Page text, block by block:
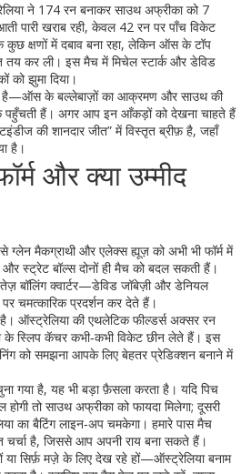
ने 174 रन बनाकर साउथ अफ्रीका को 7
पारी खराब रही, केवल 42 रन पर पाँच विकेट
कुछ क्षणों में दबाव बना रहा, लेकिन ऑस के टॉप
तय कर ली। इस मैच में मिचेल स्टार्क और डेविड
को झुमा दिया।
है—ऑस के बल्लेबाज़ों का आक्रमण और साउथ की
पहुँचती हैं। अगर आप इन आँकड़ों को देखना चाहते हैं
की शानदार जीत” में विस्तृत ब्रीफ़ है, जहाँ
है।
और क्या उम्मीद
मैकग्राथी और एलेक्स ह्यूज़ को अभी भी फॉर्म में
और स्ट्रेट बॉल्स दोनों ही मैच को बदल सकती हैं।
बॉलिंग क्वार्टर—डेविड जॉबेज़ी और डेनियल
चमत्कारिक प्रदर्शन कर देते हैं।
है। ऑस्ट्रेलिया की एथलेटिक फील्डर्स अक्सर रन
के स्लिप कॅचर कभी‑कभी विकेट छीन लेते हैं। इस
को समझना आपके लिए बेहतर प्रेडिक्शन बनाने में
गया है, यह भी बड़ा फ़ैसला करता है। यदि पिच
तो साउथ अफ्रीका को फायदा मिलेगा; दूसरी
का बैटिंग लाइन‑अप चमकेगा। हमारे पास मैच
चर्चा है, जिससे आप अपनी राय बना सकते हैं।
सिर्फ़ मज़े के लिए देख रहे हों—ऑस्ट्रेलिया बनाम